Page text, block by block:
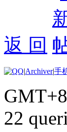
返 回
|Archiver|手
22